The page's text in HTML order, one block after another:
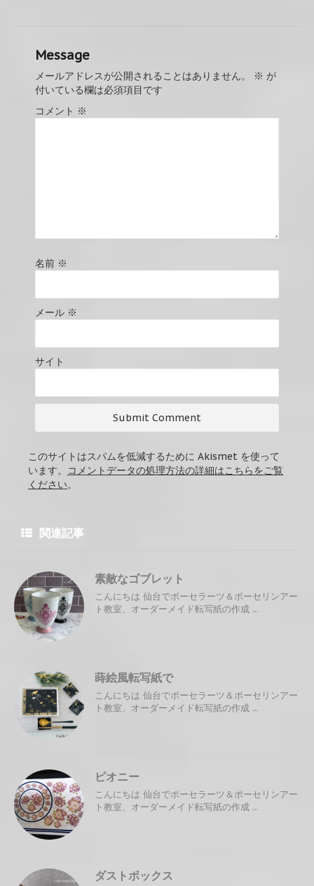
Message
メールアドレスが公開されることはありません。 ※ が
付いている欄は必須項目です
コメント ※
名前 ※
メール ※
サイト
このサイトはスパムを低減するために Akismet を使って
います。
コメントデータの処理方法の詳細はこちらをご覧
ください。
関連記事
素敵なゴブレット
こんにちは 仙台でポーセラーツ＆ポーセリンアー
ト教室、オーダーメイド転写紙の作成 ...
蒔絵風転写紙で
こんにちは 仙台でポーセラーツ＆ポーセリンアー
ト教室、オーダーメイド転写紙の作成 ...
ピオニー
こんにちは 仙台でポーセラーツ＆ポーセリンアー
ト教室、オーダーメイド転写紙の作成 ...
ダストボックス